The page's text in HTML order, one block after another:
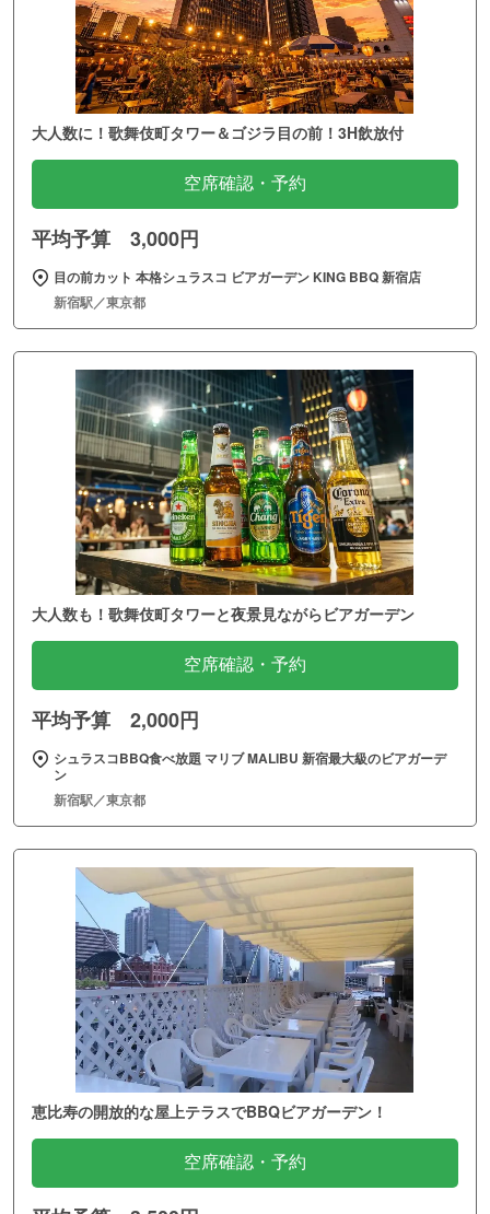
大人数に！歌舞伎町タワー＆ゴジラ目の前！3H飲放付
空席確認・予約
平均予算 3,000円
目の前カット 本格シュラスコ ビアガーデン KING BBQ 新宿店
新宿駅／東京都
大人数も！歌舞伎町タワーと夜景見ながらビアガーデン
空席確認・予約
平均予算 2,000円
シュラスコBBQ食べ放題 マリブ MALIBU 新宿最大級のビアガーデ
ン
新宿駅／東京都
恵比寿の開放的な屋上テラスでBBQビアガーデン！
空席確認・予約